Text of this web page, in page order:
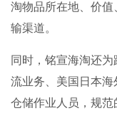
淘物品所在地、价
输渠道。
同时，铭宣海淘还
流业务、美国日本
仓储作业人员，规范